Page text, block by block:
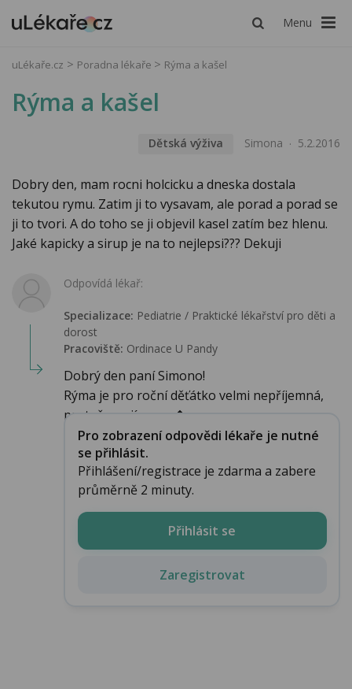
Menu
uLékaře.cz Poradna lékaře Rýma a kašel
Rýma a kašel
Dětská výživa Simona 5.2.2016
Dobry den, mam rocni holcicku a dneska dostala
tekutou rymu. Zatim ji to vysavam, ale porad a porad se
ji to tvori. A do toho se ji objevil kasel zatím bez hlenu.
Jaké kapicky a sirup je na to nejlepsi??? Dekuji
Odpovídá lékař:
Specializace: Pediatrie / Praktické lékařství pro děti a
dorost
Pracoviště: Ordinace U Pandy
Dobrý den paní Simono!
Rýma je pro roční děťátko velmi nepříjemná,
protože se jí neum�...
Pro zobrazení odpovědi lékaře je nutné
se přihlásit.
Přihlášení/registrace je zdarma a zabere
průměrně 2 minuty.
Přihlásit se
Zaregistrovat